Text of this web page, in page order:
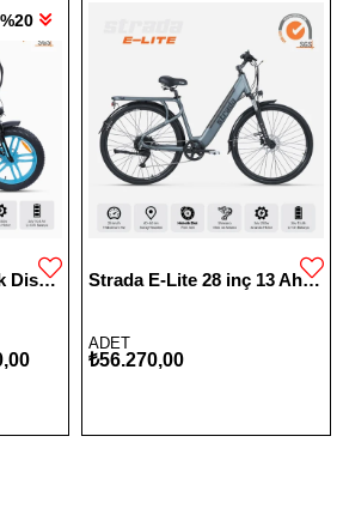
Strada E-Bro Hidrolik Disk Fat Bike Katlanabilir 20 Jant Elektrikli Bisiklet
%20
Strada E-Lite 28 inç 13 Ah 250 W Gizli Batarya Hidrolik Fren City Elektrikli Bisiklet
ADET
₺56.270,00